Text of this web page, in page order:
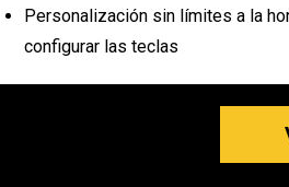
Personalización sin límites a la
configurar las teclas